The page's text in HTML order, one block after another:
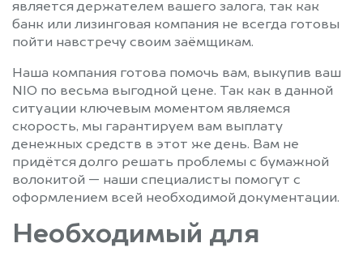
является держателем вашего залога, так как
банк или лизинговая компания не всегда готовы
пойти навстречу своим заёмщикам.
Наша компания готова помочь вам, выкупив ваш
NIO по весьма выгодной цене. Так как в данной
ситуации ключевым моментом являемся
скорость, мы гарантируем вам выплату
денежных средств в этот же день. Вам не
придётся долго решать проблемы с бумажной
волокитой — наши специалисты помогут с
оформлением всей необходимой документации.
Необходимый для